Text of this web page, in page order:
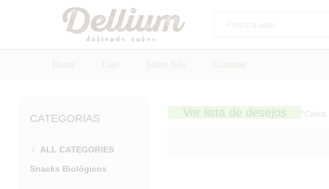
Home Loja Sobre Nós Contatos
Ver lista de desejos
CATEGORIAS
ALL CATEGORIES
Snacks Biológicos